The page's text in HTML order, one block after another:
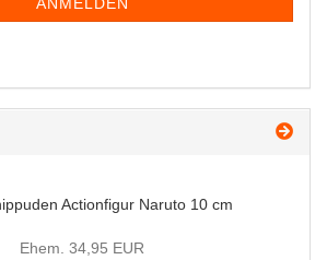
Actionfigur Naruto 10 cm
Ehem. 34,95 EUR